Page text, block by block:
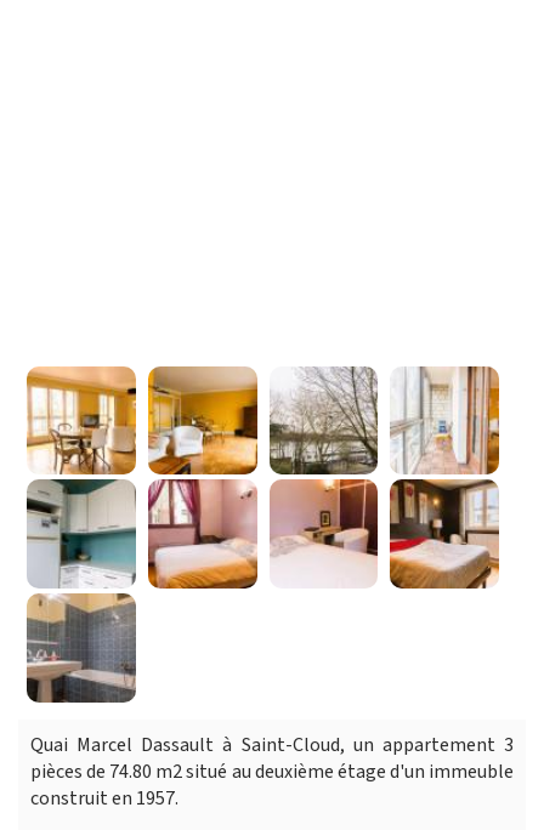
Quai Marcel Dassault à Saint-Cloud, un appartement 3
pièces de 74.80 m2 situé au deuxième étage d'un immeuble
construit en 1957.